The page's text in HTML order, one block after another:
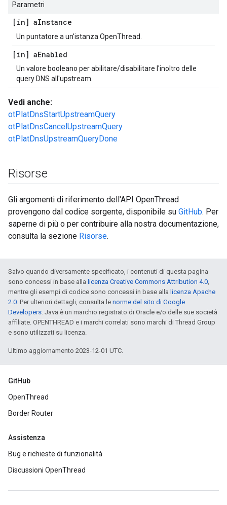
Parametri
[in] aInstance
Un puntatore a un'istanza OpenThread.
[in] aEnabled
Un valore booleano per abilitare/disabilitare l'inoltro delle
query DNS all'upstream.
Vedi anche:
otPlatDnsStartUpstreamQuery
otPlatDnsCancelUpstreamQuery
otPlatDnsUpstreamQueryDone
Risorse
Gli argomenti di riferimento dell'API OpenThread
provengono dal codice sorgente, disponibile su GitHub. Per
saperne di più o per contribuire alla nostra documentazione,
consulta la sezione Risorse.
Salvo quando diversamente specificato, i contenuti di questa pagina
sono concessi in base alla licenza Creative Commons Attribution 4.0,
mentre gli esempi di codice sono concessi in base alla licenza Apache
2.0. Per ulteriori dettagli, consulta le norme del sito di Google
Developers. Java è un marchio registrato di Oracle e/o delle sue società
affiliate. OPENTHREAD e i marchi correlati sono marchi di Thread Group
e sono utilizzati su licenza.
Ultimo aggiornamento 2023-12-01 UTC.
GitHub
OpenThread
Border Router
Assistenza
Bug e richieste di funzionalità
Discussioni OpenThread